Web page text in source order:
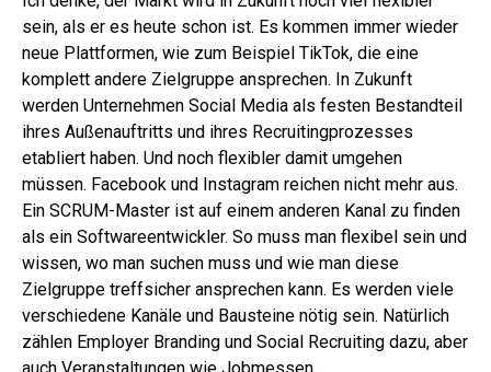
sein, als er es heute schon ist. Es kommen immer wieder
neue Plattformen, wie zum Beispiel TikTok, die eine
komplett andere Zielgruppe ansprechen. In Zukunft
werden Unternehmen Social Media als festen Bestandteil
ihres Außenauftritts und ihres Recruitingprozesses
etabliert haben. Und noch flexibler damit umgehen
müssen. Facebook und Instagram reichen nicht mehr aus.
Ein SCRUM-Master ist auf einem anderen Kanal zu finden
als ein Softwareentwickler. So muss man flexibel sein und
wissen, wo man suchen muss und wie man diese
Zielgruppe treffsicher ansprechen kann. Es werden viele
verschiedene Kanäle und Bausteine nötig sein. Natürlich
zählen Employer Branding und Social Recruiting dazu, aber